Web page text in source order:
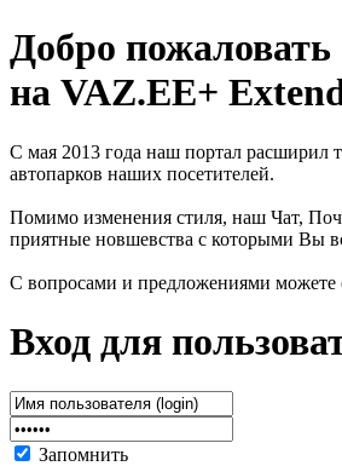
Добро пожаловать
на VAZ.EE+
С мая 2013 года наш портал
автопарков наших посетителей.
Помимо изменения стиля, наш Чат,
приятные новшевства с которыми Вы
С вопросами и предложениями можете
Вход для
Запомнить